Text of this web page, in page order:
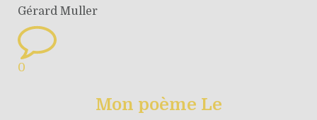
Gérard Muller
0
Mon poème Le